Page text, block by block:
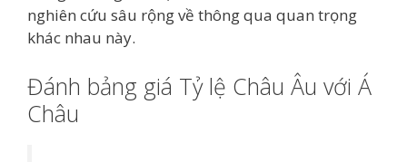
nghiên cứu sâu rộng về thông qua quan trọng
khác nhau này.
Đánh bảng giá Tỷ lệ Châu Âu với Á
Châu